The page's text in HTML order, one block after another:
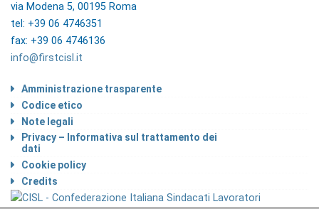
via Modena 5, 00195 Roma
tel: +39 06 4746351
fax: +39 06 4746136
info@firstcisl.it
Amministrazione trasparente
Codice etico
Note legali
Privacy – Informativa sul trattamento dei
dati
Cookie policy
Credits